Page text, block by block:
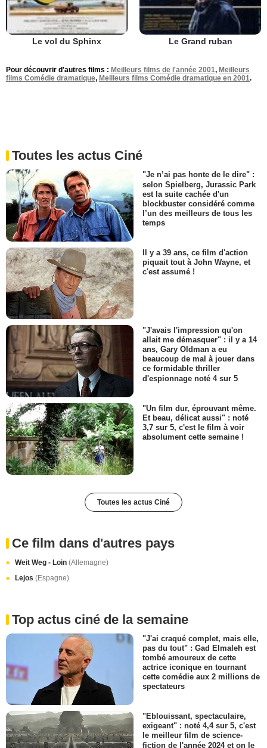
Le vol du Sphinx Le Grand ruban
Pour découvrir d'autres films : Meilleurs films de l'année 2001, Meilleurs
films Comédie dramatique, Meilleurs films Comédie dramatique en 2001.
Toutes les actus Ciné
"Je n’ai pas honte de le dire" :
selon Spielberg, Jurassic Park
est la suite cachée d'un
blockbuster considéré comme
l’un des meilleurs de tous les
temps
Il y a 39 ans, ce film d'action
piquait tout à John Wayne, et
c'est assumé !
"J'avais l'impression qu'on
allait me démasquer" : il y a 14
ans, Gary Oldman a eu
beaucoup de mal à jouer dans
ce formidable thriller
d'espionnage noté 4 sur 5
"Un film dur, éprouvant même.
Et beau, délicat aussi" : noté
3,7 sur 5, c'est le film à voir
absolument cette semaine !
Toutes les actus Ciné
Ce film dans d'autres pays
Weit Weg - Loin (Allemagne)
Lejos (Espagne)
Top actus ciné de la semaine
"J'ai craqué complet, mais elle,
pas du tout" : Gad Elmaleh est
tombé amoureux de cette
actrice iconique en tournant
cette comédie aux 2 millions de
spectateurs
"Eblouissant, spectaculaire,
exigeant" : noté 4,4 sur 5, c'est
le meilleur film de science-
fiction de l'année 2024 et on le